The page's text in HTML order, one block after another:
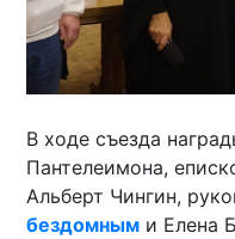
В ходе съезда
Пантелеимона,
Альберт Чингин,
бездомным и Елена